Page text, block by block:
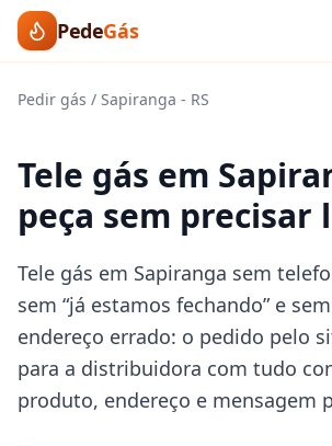
PedeGás
Pedir gás / Sapiranga - RS
Tele gás em
peça sem precisar
Tele gás em Sapiranga sem
sem “já estamos fechando” e
endereço errado: o pedido pelo
para a distribuidora com tudo
produto, endereço e mensagem